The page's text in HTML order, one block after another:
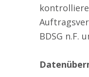
BDSG n.F.